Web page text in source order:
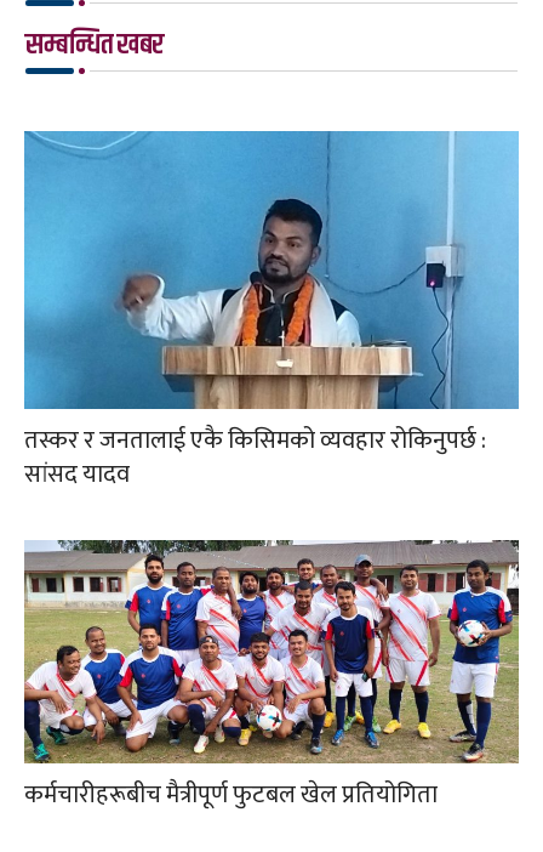
सम्बन्धित खबर
तस्कर र जनतालाई एकै किसिमको व्यवहार रोकिनुपर्छ :
सांसद यादव
कर्मचारीहरूबीच मैत्रीपूर्ण फुटबल खेल प्रतियोगिता